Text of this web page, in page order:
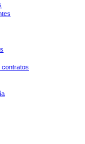
contratos